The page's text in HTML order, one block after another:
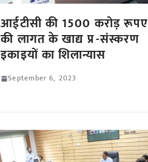
आईटीसी की 1500 करोड़ रूपए
की लागत के खाद्य प्र-संस्करण
इकाइयों का शिलान्यास
September 6, 2023